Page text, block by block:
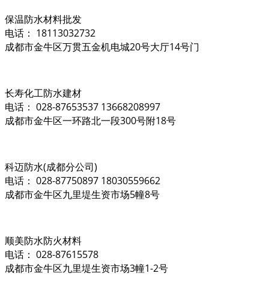
保温防水材料批发
电话： 18113032732
成都市金牛区万贯五金机电城20号大厅14号门
长寿化工防水建材
电话： 028-87653537 13668208997
成都市金牛区一环路北一段300号附18号
科迈防水(成都分公司)
电话： 028-87750897 18030559662
成都市金牛区九里堤生资市场5幢8号
顺美防水防火材料
电话： 028-87615578
成都市金牛区九里堤生资市场3幢1-2号